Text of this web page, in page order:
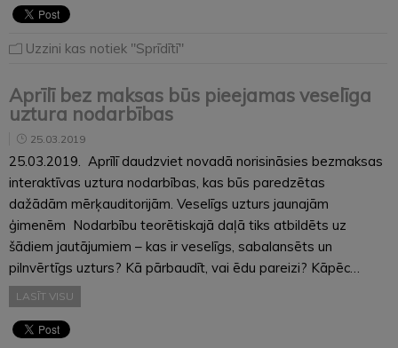
Uzzini kas notiek "Sprīdītī"
Aprīlī bez maksas būs pieejamas veselīga
uztura nodarbības
25.03.2019
25.03.2019. Aprīlī daudzviet novadā norisināsies bezmaksas
interaktīvas uztura nodarbības, kas būs paredzētas
dažādām mērķauditorijām. Veselīgs uzturs jaunajām
ģimenēm Nodarbību teorētiskajā daļā tiks atbildēts uz
šādiem jautājumiem – kas ir veselīgs, sabalansēts un
pilnvērtīgs uzturs? Kā pārbaudīt, vai ēdu pareizi? Kāpēc…
LASĪT VISU